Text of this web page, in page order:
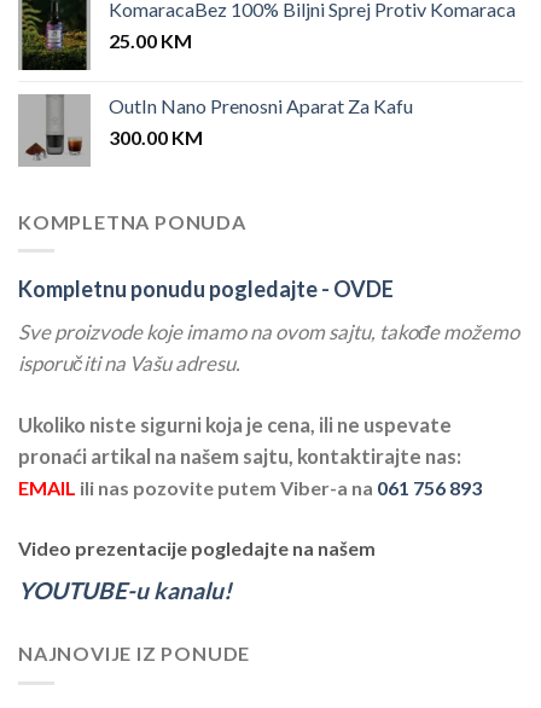
KomaracaBez 100% Biljni Sprej Protiv Komaraca
25.00 KM
OutIn Nano Prenosni Aparat Za Kafu
300.00 KM
KOMPLETNA PONUDA
Kompletnu ponudu pogledajte - OVDE
Sve proizvode koje imamo na ovom sajtu, takođe možemo
isporučiti na Vašu adresu.
Ukoliko niste sigurni koja je cena, ili ne uspevate
pronaći artikal na našem sajtu, kontaktirajte nas:
EMAIL ili nas pozovite putem Viber-a na 061 756 893
Video prezentacije pogledajte na našem
YOUTUBE-u kanalu!
NAJNOVIJE IZ PONUDE